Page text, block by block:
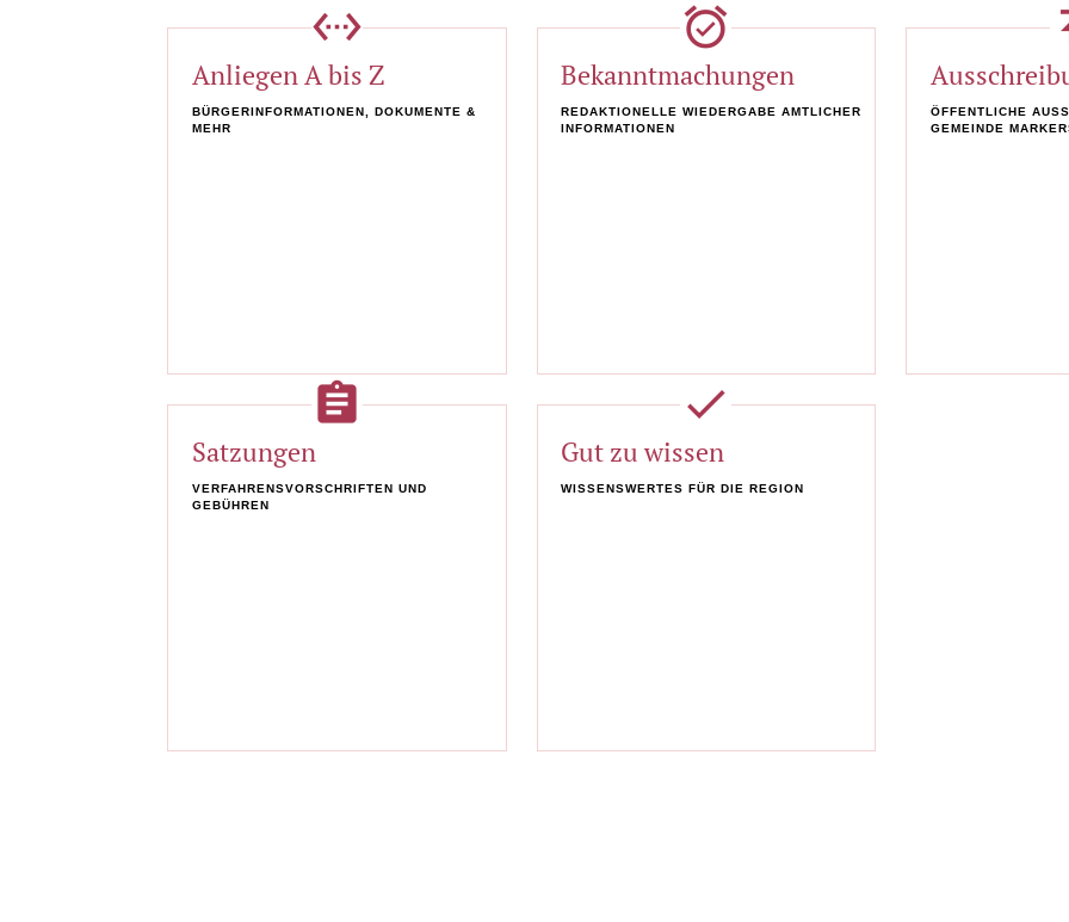
settings_ethernet
Anliegen A bis Z
BÜRGERINFORMATIONEN, DOKUMENTE &
MEHR
alarm_on
Bekanntmachungen
REDAKTIONELLE WIEDERGABE AMTLICHER
INFORMATIONEN
ÖFFENTLICHE
GEMEINDE
assignment
Satzungen
VERFAHRENSVORSCHRIFTEN UND
GEBÜHREN
done
Gut zu wissen
WISSENSWERTES FÜR DIE REGION